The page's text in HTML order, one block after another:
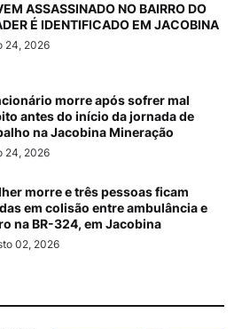
ASSASSINADO NO BAIRRO DO
É IDENTIFICADO EM JACOBINA
24, 2026
morre após sofrer mal
antes do início da jornada de
na Jacobina Mineração
24, 2026
morre e três pessoas ficam
em colisão entre ambulância e
na BR-324, em Jacobina
02, 2026